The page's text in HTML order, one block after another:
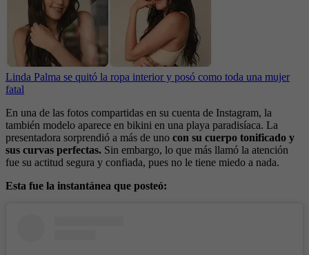
Linda Palma se quitó la ropa interior y posó como toda una mujer
fatal
En una de las fotos compartidas en su cuenta de Instagram, la
también modelo aparece en bikini en una playa paradisíaca. La
presentadora sorprendió a más de uno con su cuerpo tonificado y
sus curvas perfectas. Sin embargo, lo que más llamó la atención
fue su actitud segura y confiada, pues no le tiene miedo a nada.
Esta fue la instantánea que posteó: